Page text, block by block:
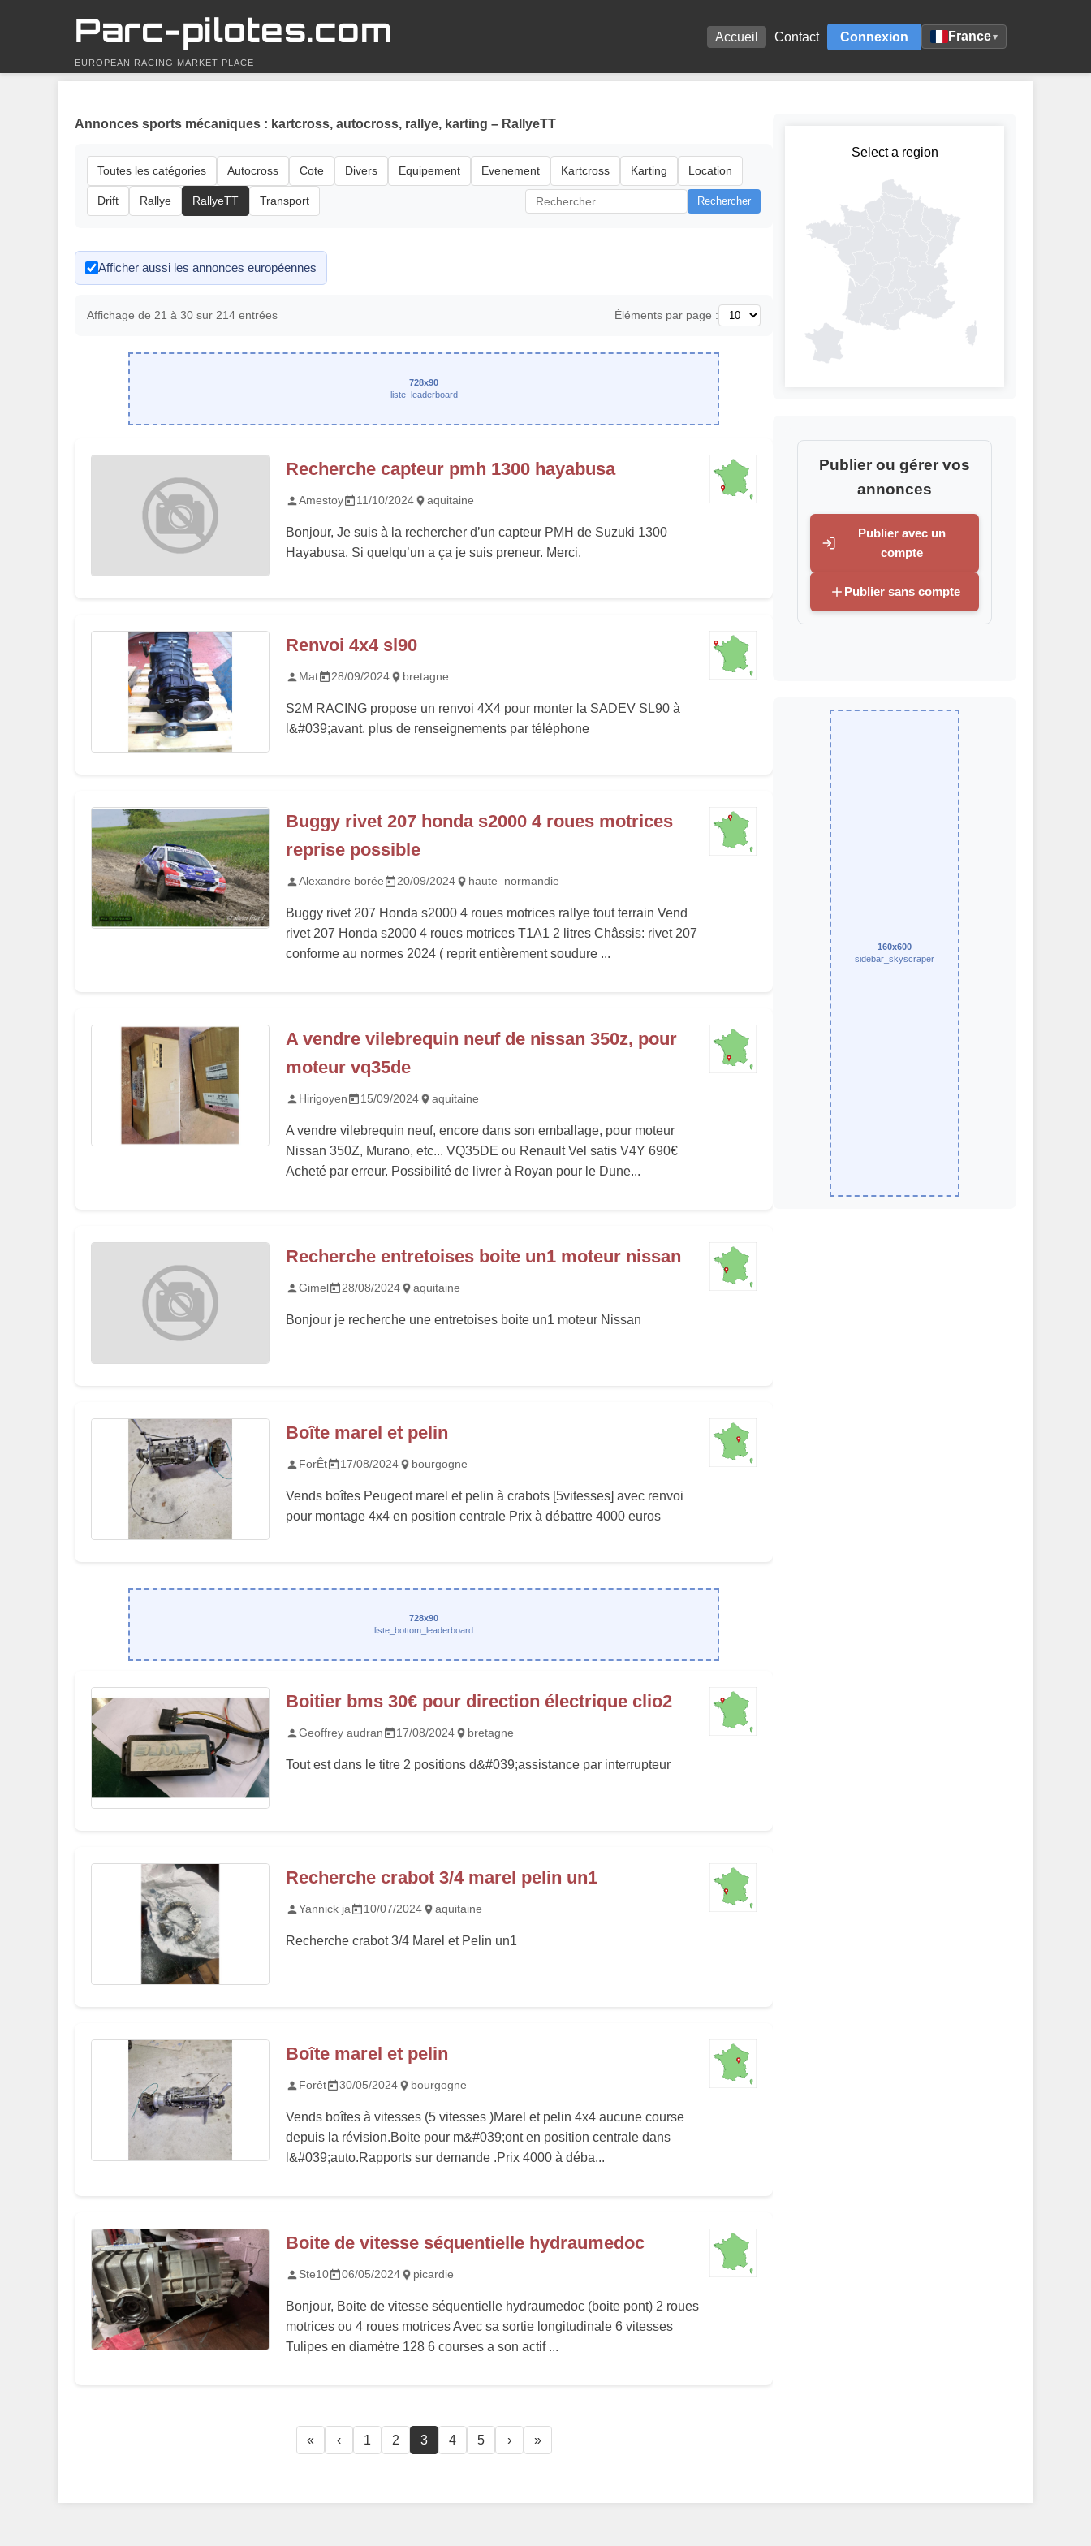
Parc-pilotes.com
EUROPEAN RACING MARKET PLACE
Accueil Contact Connexion France▾
Annonces sports mécaniques : kartcross, autocross, rallye, karting – RallyeTT
Toutes les catégories Autocross Cote Divers Equipement Evenement Kartcross Karting Location
Drift Rallye RallyeTT Transport Rechercher
Afficher aussi les annonces européennes
Affichage de 21 à 30 sur 214 entrées Éléments par page :
728x90
liste_leaderboard
Recherche capteur pmh 1300 hayabusa
Amestoy 11/10/2024 aquitaine
Bonjour, Je suis à la rechercher d’un capteur PMH de Suzuki 1300
Hayabusa. Si quelqu’un a ça je suis preneur. Merci.
Renvoi 4x4 sl90
Mat 28/09/2024 bretagne
S2M RACING propose un renvoi 4X4 pour monter la SADEV SL90 à
l&#039;avant. plus de renseignements par téléphone
Buggy rivet 207 honda s2000 4 roues motrices
reprise possible
Alexandre borée 20/09/2024 haute_normandie
Buggy rivet 207 Honda s2000 4 roues motrices rallye tout terrain Vend
rivet 207 Honda s2000 4 roues motrices T1A1 2 litres Châssis: rivet 207
conforme au normes 2024 ( reprit entièrement soudure ...
A vendre vilebrequin neuf de nissan 350z, pour
moteur vq35de
Hirigoyen 15/09/2024 aquitaine
A vendre vilebrequin neuf, encore dans son emballage, pour moteur
Nissan 350Z, Murano, etc... VQ35DE ou Renault Vel satis V4Y 690€
Acheté par erreur. Possibilité de livrer à Royan pour le Dune...
Recherche entretoises boite un1 moteur nissan
Gimel 28/08/2024 aquitaine
Bonjour je recherche une entretoises boite un1 moteur Nissan
Boîte marel et pelin
ForÊt 17/08/2024 bourgogne
Vends boîtes Peugeot marel et pelin à crabots [5vitesses] avec renvoi
pour montage 4x4 en position centrale Prix à débattre 4000 euros
728x90
liste_bottom_leaderboard
Boitier bms 30€ pour direction électrique clio2
Geoffrey audran 17/08/2024 bretagne
Tout est dans le titre 2 positions d&#039;assistance par interrupteur
Recherche crabot 3/4 marel pelin un1
Yannick ja 10/07/2024 aquitaine
Recherche crabot 3/4 Marel et Pelin un1
Boîte marel et pelin
Forêt 30/05/2024 bourgogne
Vends boîtes à vitesses (5 vitesses )Marel et pelin 4x4 aucune course
depuis la révision.Boite pour m&#039;ont en position centrale dans
l&#039;auto.Rapports sur demande .Prix 4000 à déba...
Boite de vitesse séquentielle hydraumedoc
Ste10 06/05/2024 picardie
Bonjour, Boite de vitesse séquentielle hydraumedoc (boite pont) 2 roues
motrices ou 4 roues motrices Avec sa sortie longitudinale 6 vitesses
Tulipes en diamètre 128 6 courses a son actif ...
« ‹ 1 2 3 4 5 › »
Select a region
Publier ou gérer vos
annonces
Publier avec un
compte
Publier sans compte
160x600
sidebar_skyscraper